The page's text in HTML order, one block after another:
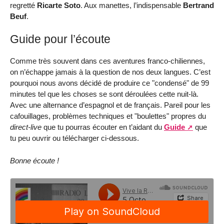
regretté Ricarte Soto. Aux manettes, l’indispensable Bertrand
Beuf.
Guide pour l’écoute
Comme très souvent dans ces aventures franco-chiliennes,
on n’échappe jamais à la question de nos deux langues. C’est
pourquoi nous avons décidé de produire ce "condensé" de 99
minutes tel que les choses se sont déroulées cette nuit-là.
Avec une alternance d’espagnol et de français. Pareil pour les
cafouillages, problèmes techniques et "boulettes" propres du
direct-live que tu pourras écouter en t’aidant du Guide
que
tu peu ouvrir ou télécharger ci-dessous.
Bonne écoute !